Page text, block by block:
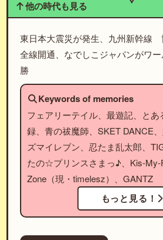
他の時代も見る
東日本大震災が発生、九州新幹線
全線開通、なでしこジャパンがワ
勝
Keywords of memories
フェアリーテイル、最遊記、とあ
録、青の祓魔師、SKET DANCE
ズマイレブン、忍たま乱太郎、
たの☆プリンスさまっ♪、Kis-My-
Zone（現・timelesz）、GANTZ
もっと見る！